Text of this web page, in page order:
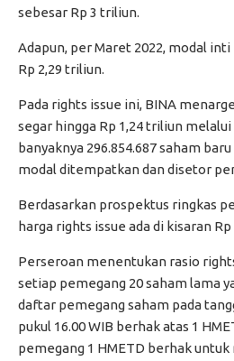
sebesar Rp 3 triliun.
Adapun, per Maret 2022, modal
Rp 2,29 triliun.
Pada rights issue ini, BINA
segar hingga Rp 1,24 triliun
banyaknya 296.854.687 saham
modal ditempatkan dan disetor
Berdasarkan prospektus ringkas
harga rights issue ada di kisaran
Perseroan menentukan rasio
setiap pemegang 20 saham lama
daftar pemegang saham pada
pukul 16.00 WIB berhak atas 1
pemegang 1 HMETD berhak